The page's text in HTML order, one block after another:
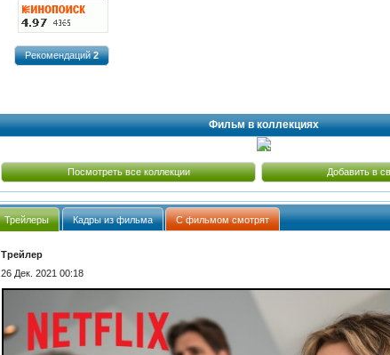
Рекомендаций2
Фильм в коллекциях
Посмотреть все коллекции Добавить в
Трейлеры Кадры из фильма С фильмом смотрят
Трейлер
26 Дек. 2021 00:18